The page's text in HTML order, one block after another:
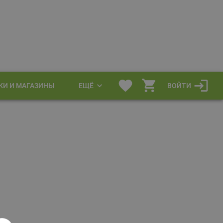
И МАГАЗИНЫ ЕЩЁ ВОЙТИ